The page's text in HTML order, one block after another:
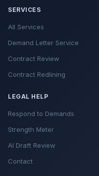
SERVICES
All Services
Demand Letter Service
Contract Review
Contract Redlining
LEGAL HELP
Respond to Demands
Strength Meter
AI Draft Review
Contact